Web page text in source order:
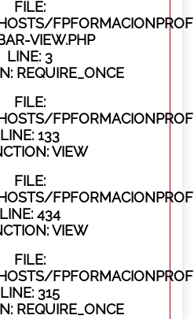
FILE:
VIEW.PHP
LINE: 3
REQUIRE_ONCE
FILE:
LINE: 133
VIEW
FILE:
LINE: 434
VIEW
FILE:
LINE: 315
REQUIRE_ONCE